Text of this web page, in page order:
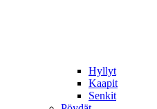
Hyllyt
Kaapit
Senkit